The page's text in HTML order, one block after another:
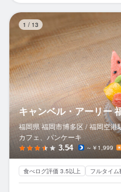
1 / 13
キャンベル・アーリー
福岡県 福岡市博多区 / 福岡空港
カフェ、パンケーキ
3.54 ～￥1,999
食べログ評価 3.5以上 フルタイム